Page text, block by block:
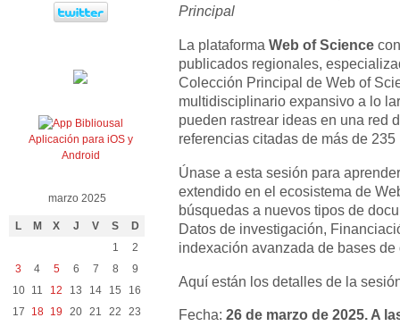
Principal
La plataforma Web of Science
publicados regionales,
Colección Principal de Web of
multidisciplinario expansivo a lo
pueden rastrear ideas en una red
referencias citadas de más de
Únase a esta sesión para
extendido en el ecosistema de
búsquedas a nuevos tipos de
Datos de investigación,
indexación avanzada de bases
Aquí están los detalles de la
Fecha: 26 de marzo de 2025. A
Aplicación para iOS y
Android
marzo 2025
L M X J V S D
1
2
3
4 5 6 7 8
9
10
11 12 13 14 15
16
17
18 19 20 21 22
23